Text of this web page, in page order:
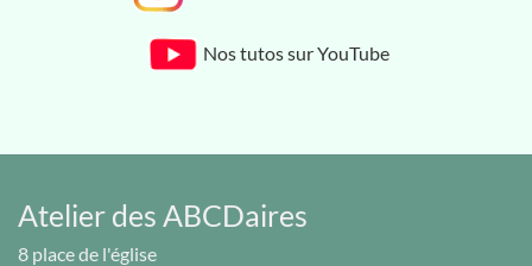
Nos tutos sur YouTube
Atelier des ABCDaires
8 place de l'église